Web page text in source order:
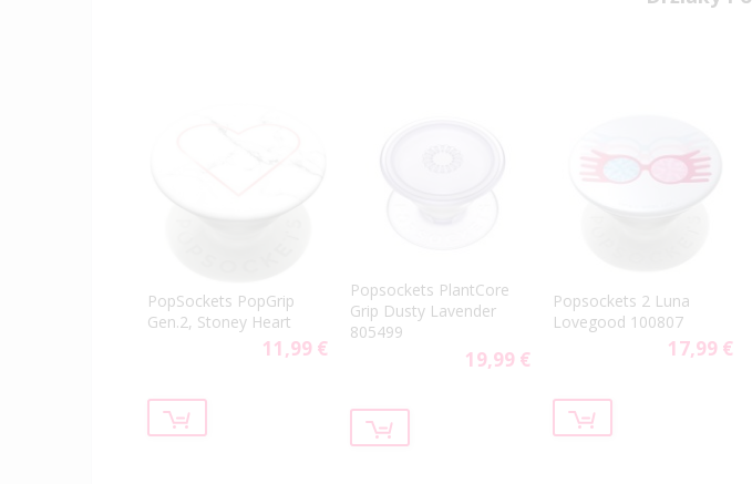
PopSockets PopGrip
Gen.2, Stoney Heart
11,99 €
Popsockets PlantCore
Grip Dusty Lavender
805499
19,99 €
Popsockets 2 Luna
Lovegood 100807
17,99 €